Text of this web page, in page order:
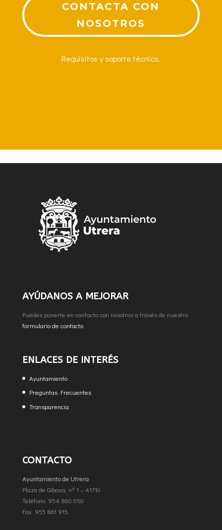
CONTACTA CON
NOSOTROS
Requisitos y soporte técnico.
AYÚDANOS A MEJORAR
Puedes ponerte en contacto con nosotros a través de nuestro
formulario de contacto.
ENLACES DE INTERÉS
Ayuntamiento
Preguntas Frecuentes
Transparencia
CONTACTO
Ayuntamiento de Utrera
Plaza de Gibaxa, nº 1 – 41710
Teléfono: 954 860 050
Fax: 955 861 915